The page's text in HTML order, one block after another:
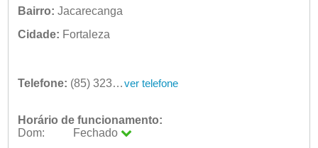
Bairro: Jacarecanga
Cidade: Fortaleza
Telefone: (85) 3238-1859 ver telefone
Horário de funcionamento:
Dom:
Fechado